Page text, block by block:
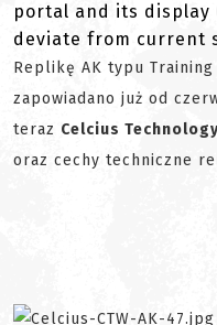
portal and its display
deviate from current
Replikę AK typu
zapowiadano już od
teraz Celcius
oraz cechy techniczne